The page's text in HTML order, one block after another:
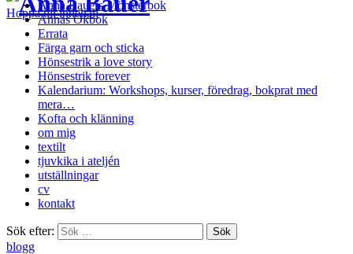
Hoppa till innehåll
Anna Bauers Mönsterbok
Annas Okbok
Errata
Färga garn och sticka
Hönsestrik a love story
Hönsestrik forever
Kalendarium: Workshops, kurser, föredrag, bokprat med
mera…
Kofta och klänning
om mig
textilt
tjuvkika i ateljén
utställningar
cv
kontakt
Sök efter:
blogg